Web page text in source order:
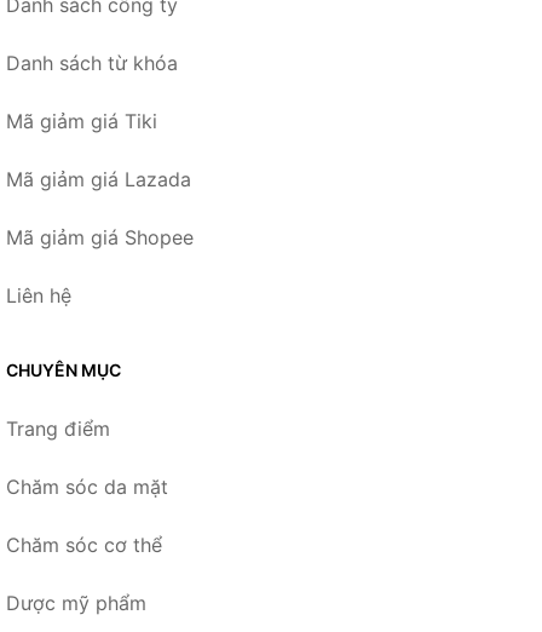
Danh sách công ty
Danh sách từ khóa
Mã giảm giá Tiki
Mã giảm giá Lazada
Mã giảm giá Shopee
Liên hệ
CHUYÊN MỤC
Trang điểm
Chăm sóc da mặt
Chăm sóc cơ thể
Dược mỹ phẩm